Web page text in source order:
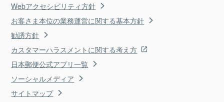
Webアクセシビリティ方針
お客さま本位の業務運営に関する基本方針
勧誘方針
カスタマーハラスメントに関する考え方
日本郵便公式アプリ一覧
ソーシャルメディア
サイトマップ